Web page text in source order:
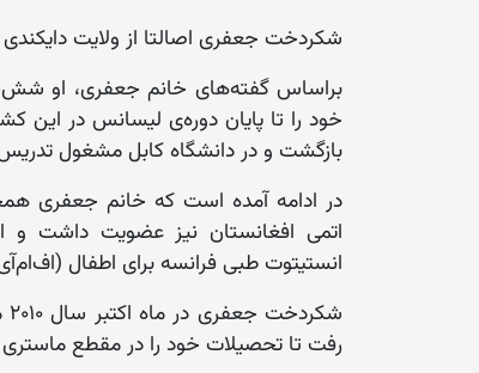
شکردخت جعفری اصالتا از ولایت دایکندی
براساس گفته‌های خانم جعفری، او
بازگشت و در دانشگاه کابل مشغول
در ادامه آمده است که خانم جعفری
انستیتوت طبی فرانسه برای اطفال
رفت تا تحصیلات خود را در مقطع